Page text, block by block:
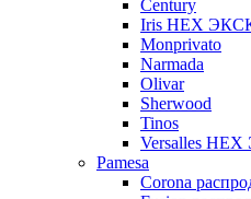
Century
Iris HEX
Monprivato
Narmada
Olivar
Sherwood
Tinos
Versalles
Pamesa
Corona